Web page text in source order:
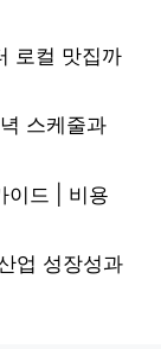
로컬 맛집까
스케줄과
이드 | 비용
업 성장성과